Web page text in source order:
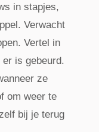
in stapjes,
Verwacht
Vertel in
is gebeurd.
ze
om weer te
bij je terug